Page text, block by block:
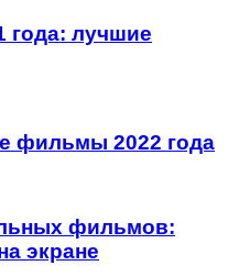
года: лучшие
фильмы 2022 года
фильмов:
экране